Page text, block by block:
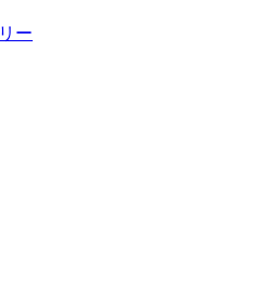
ー